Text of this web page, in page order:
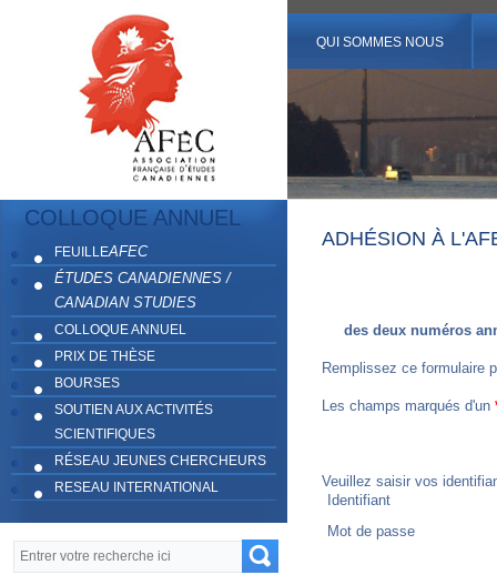
QUI SOMMES NOUS
COLLOQUE ANNUEL
FEUILLEAFEC
ÉTUDES CANADIENNES /
CANADIAN STUDIES
COLLOQUE ANNUEL
PRIX DE THÈSE
BOURSES
SOUTIEN AUX ACTIVITÉS
SCIENTIFIQUES
RÉSEAU JEUNES CHERCHEURS
RESEAU INTERNATIONAL
Formulaire de recherche
Recherche
ADHÉSION À
des deux numéros
Remplissez ce formulaire
Les champs marqués d'un
Veuillez saisir vos
Identifiant
Mot de passe